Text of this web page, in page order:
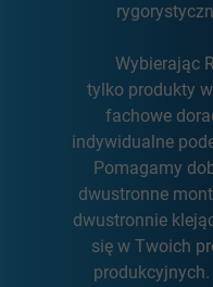
Wybierając
tylko produkty
fachowe
indywidualne
Pomagamy
dwustronne
dwustronnie
się w Twoich